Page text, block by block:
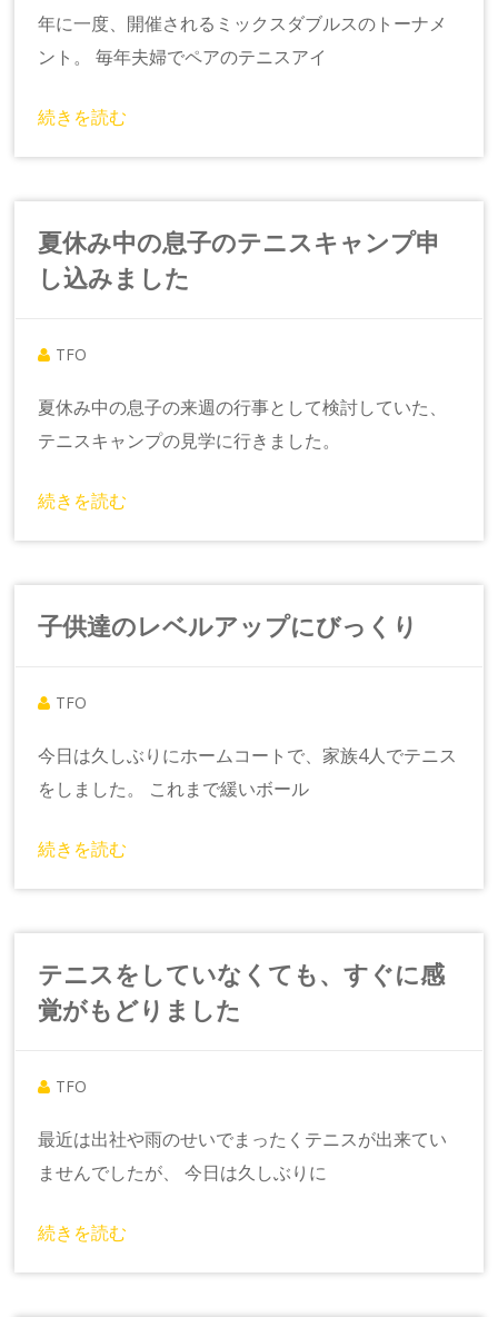
年に一度、開催されるミックスダブルスのトーナメ
ント。 毎年夫婦でペアのテニスアイ
続きを読む
夏休み中の息子のテニスキャンプ申
し込みました
TFO
夏休み中の息子の来週の行事として検討していた、
テニスキャンプの見学に行きました。
続きを読む
子供達のレベルアップにびっくり
TFO
今日は久しぶりにホームコートで、家族4人でテニス
をしました。 これまで緩いボール
続きを読む
テニスをしていなくても、すぐに感
覚がもどりました
TFO
最近は出社や雨のせいでまったくテニスが出来てい
ませんでしたが、 今日は久しぶりに
続きを読む